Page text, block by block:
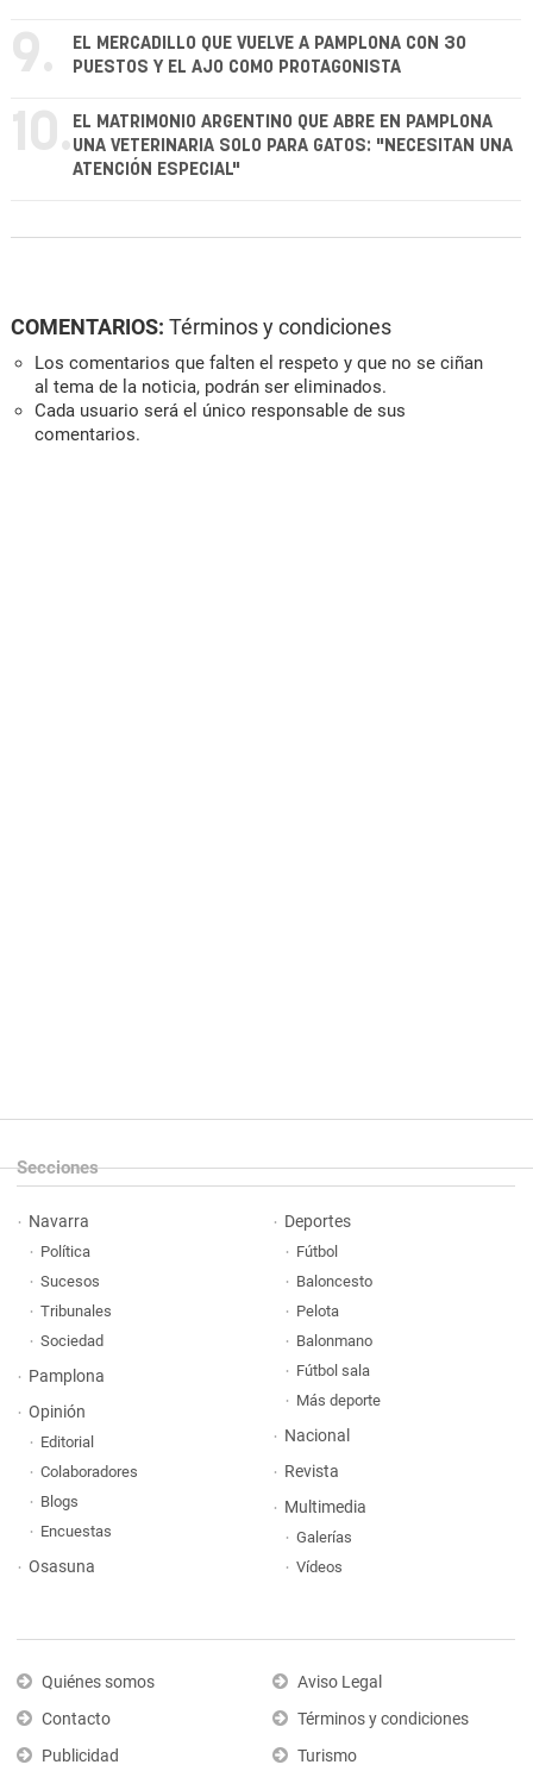
9.
EL MERCADILLO QUE VUELVE A PAMPLONA CON 30
PUESTOS Y EL AJO COMO PROTAGONISTA
10. EL MATRIMONIO ARGENTINO QUE ABRE EN PAMPLONA
UNA VETERINARIA SOLO PARA GATOS: "NECESITAN UNA
ATENCIÓN ESPECIAL"
COMENTARIOS: Términos y condiciones
Los comentarios que falten el respeto y que no se ciñan
al tema de la noticia, podrán ser eliminados.
Cada usuario será el único responsable de sus
comentarios.
Secciones
Navarra
Política
Sucesos
Tribunales
Sociedad
Pamplona
Opinión
Editorial
Colaboradores
Blogs
Encuestas
Osasuna
Deportes
Fútbol
Baloncesto
Pelota
Balonmano
Fútbol sala
Más deporte
Nacional
Revista
Multimedia
Galerías
Vídeos
Quiénes somos
Contacto
Publicidad
Aviso Legal
Términos y condiciones
Turismo